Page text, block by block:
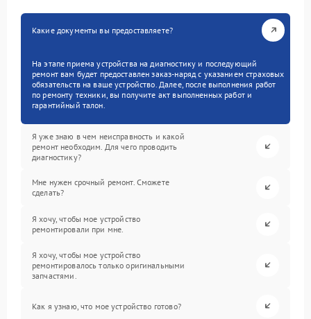
Какие документы вы предоставляете?
На этапе приема устройства на диагностику и последующий
ремонт вам будет предоставлен заказ-наряд с указанием страховых
обязательств на ваше устройство. Далее, после выполнения работ
по ремонту техники, вы получите акт выполненных работ и
гарантийный талон.
Я уже знаю в чем неисправность и какой
ремонт необходим. Для чего проводить
диагностику?
Мне нужен срочный ремонт. Сможете
сделать?
Я хочу, чтобы мое устройство
ремонтировали при мне.
Я хочу, чтобы мое устройство
ремонтировалось только оригинальными
запчастями.
Как я узнаю, что мое устройство готово?